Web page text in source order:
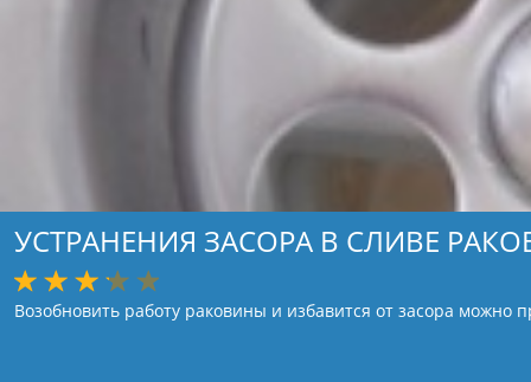
УСТРАНЕНИЯ ЗАСОРА В СЛИВЕ
Возобновить работу раковины и избавится от засора можно